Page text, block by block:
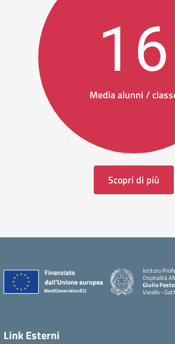
16
Media alunni /
Scopri di più
Istituto
Ospitalità
Giulio
Varallo -
Link Esterni